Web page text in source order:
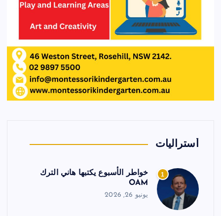
أستراليات
1
خواطر الأسبوع يكتبها هاني الترك
OAM
يونيو 26, 2026